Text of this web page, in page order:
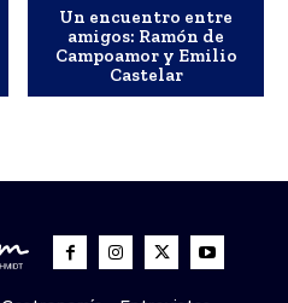
Un encuentro entre
amigos: Ramón de
Campoamor y Emilio
Castelar